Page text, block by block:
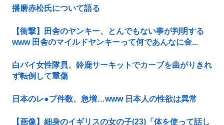
播磨赤松氏について語る
【衝撃】田舎のヤンキー、とんでもない事が判明する
www 田舎のマイルドヤンキーって何であんなに金...
白バイ女性隊員、鈴鹿サーキットでカーブを曲がりきれ
ず転倒して重傷
日本のレ●プ件数、急増…www 日本人の性欲は異常
【画像】細身のイギリスの女の子(23)「体を使って話し